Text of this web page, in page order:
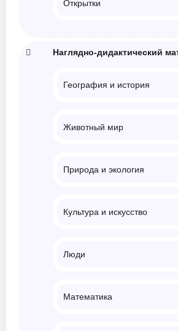
Открытки
Наглядно-дидактический
География и история
Животный мир
Природа и экология
Культура и искусство
Люди
Математика